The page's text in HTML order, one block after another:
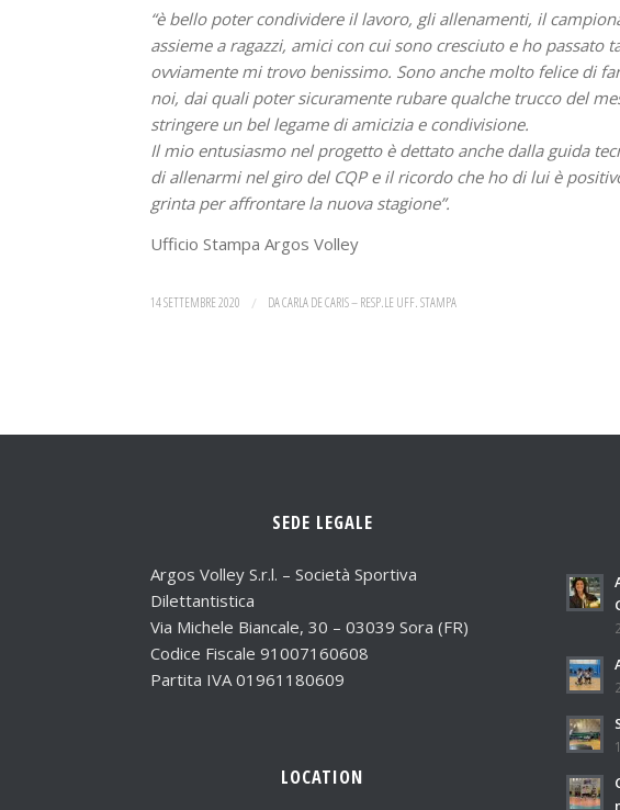
“è bello poter condividere il lavoro, gli allenamenti, il
assieme a ragazzi, amici con cui sono cresciuto e ho
ovviamente mi trovo benissimo. Sono anche molto felice di
noi, dai quali poter sicuramente rubare qualche trucco del
stringere un bel legame di amicizia e condivisione.
Il mio entusiasmo nel progetto è dettato anche dalla guida
di allenarmi nel giro del CQP e il ricordo che ho di lui è
grinta per affrontare la nuova stagione”.
Ufficio Stampa Argos Volley
14 SETTEMBRE 2020 / DACARLA DE CARIS – RESP.LE UFF. STAMPA
SEDE LEGALE
Argos Volley S.r.l. – Società Sportiva
Dilettantistica
Via Michele Biancale, 30 – 03039 Sora (FR)
Codice Fiscale 91007160608
Partita IVA 01961180609
LOCATION